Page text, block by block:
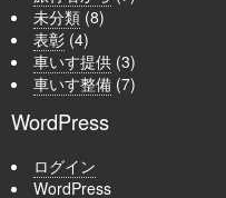
未分類 (8)
表彰 (4)
車いす提供 (3)
車いす整備 (7)
WordPress
ログイン
WordPress